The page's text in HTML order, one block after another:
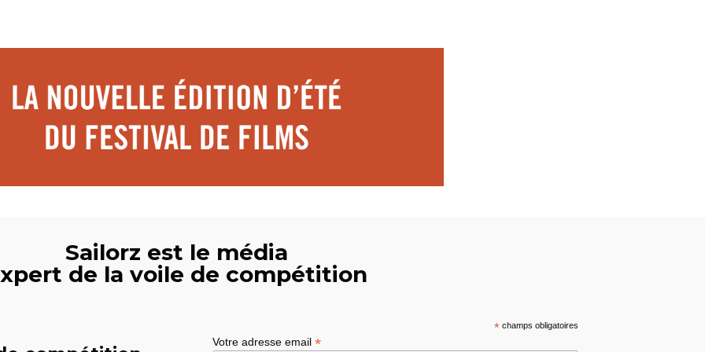
Sailorz est le média
de la voile de compétition
*champs obligatoires
Votre adresse email *